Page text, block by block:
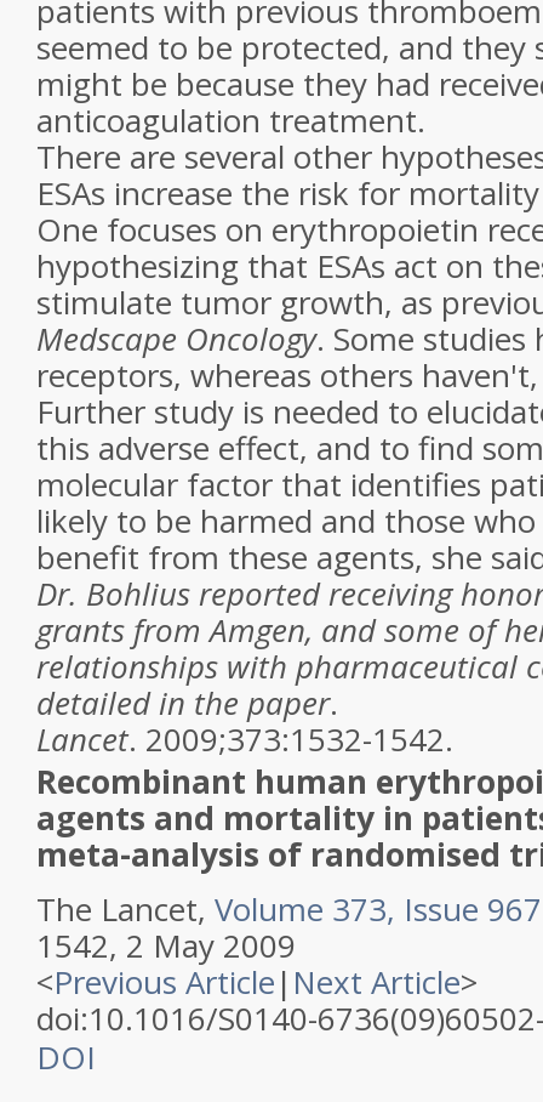
patients with previous
seemed to be protected, and
might be because they had
anticoagulation treatment.
There are several other
ESAs increase the risk for
One focuses on erythropoietin
hypothesizing that ESAs act on
stimulate tumor growth, as
Medscape Oncology. Some studies
receptors, whereas others
Further study is needed to
this adverse effect, and to find
molecular factor that identifies
likely to be harmed and those
benefit from these agents, she
Dr. Bohlius reported receiving
grants from Amgen, and some of
relationships with pharmaceutical
detailed in the paper.
Lancet. 2009;373:1532-1542.
Recombinant human
agents and mortality in
meta-analysis of randomised
The Lancet, Volume 373, Issue
1542, 2 May 2009
<Previous Article| Next Article>
doi:10.1016/S0140-
DOI